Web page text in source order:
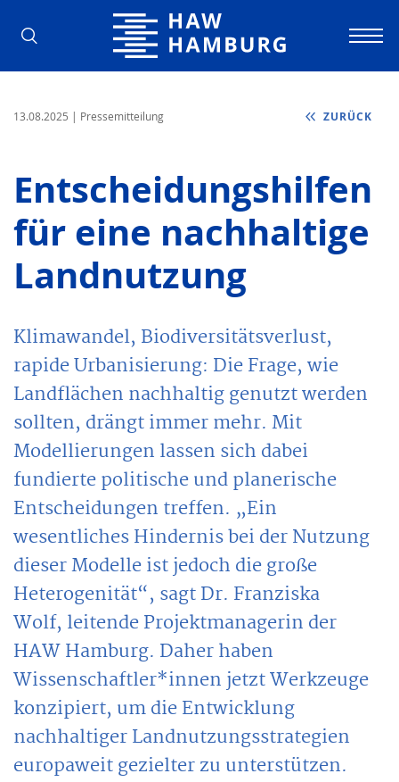
Hochschule für Angewandte
13.08.2025 | Pressemitteilung ZURÜCK
Entscheidungshilfen
für eine nachhaltige
Landnutzung
Klimawandel, Biodiversitätsverlust,
rapide Urbanisierung: Die Frage, wie
Landflächen nachhaltig genutzt werden
sollten, drängt immer mehr. Mit
Modellierungen lassen sich dabei
fundierte politische und planerische
Entscheidungen treffen. „Ein
wesentliches Hindernis bei der Nutzung
dieser Modelle ist jedoch die große
Heterogenität“, sagt Dr. Franziska
Wolf, leitende Projektmanagerin der
HAW Hamburg. Daher haben
Wissenschaftler*innen jetzt Werkzeuge
konzipiert, um die Entwicklung
nachhaltiger Landnutzungsstrategien
europaweit gezielter zu unterstützen.